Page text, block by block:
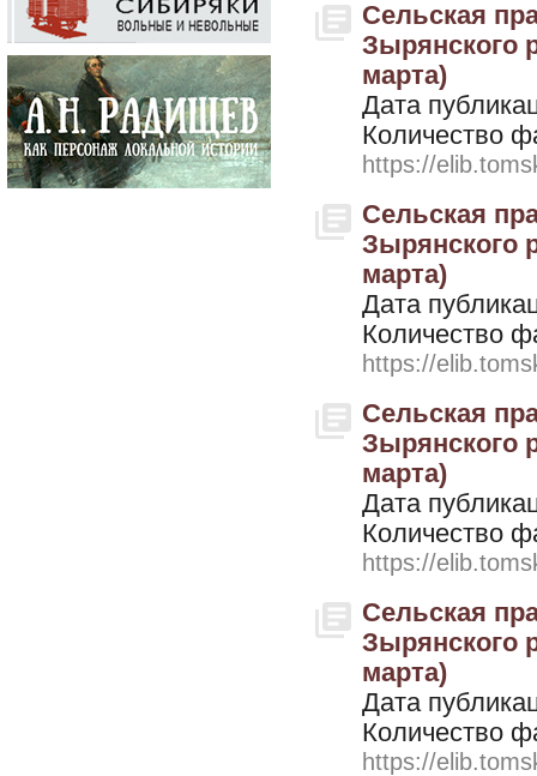
Сельская
Зырянского
марта)
Дата
Количество
https://
Сельская
Зырянского
марта)
Дата
Количество
https://
Сельская
Зырянского
марта)
Дата
Количество
https://
Сельская
Зырянского
марта)
Дата
Количество
https://